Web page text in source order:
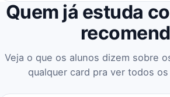
Quem já estuda
Veja o que os alunos dizem sobre
qualquer card pra ver todos